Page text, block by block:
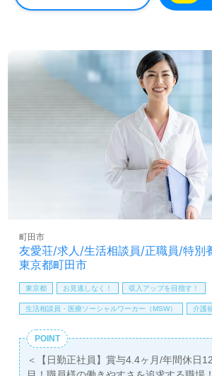
完全無料で利用できます。非公開求人も
のサポート体制が整っていますので、ぜ
合わせください。
友愛荘/求人/生活相談員/正職員/特別
東京都町田市
町田市
東京都 お見逃しなく！ 収入アップを目指す！
生活相談員・医療ソーシャルワーカー（MSW） 介護
POINT
＜【日勤正社員】賞与4.4ヶ月/年間休日